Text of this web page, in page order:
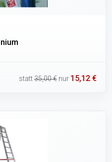
statt35,00 € nur 15,12 €